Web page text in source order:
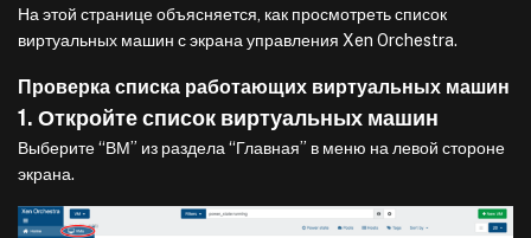
На этой странице объясняется, как просмотреть список
виртуальных машин с экрана управления Xen Orchestra.
Проверка списка работающих виртуальных машин
1. Откройте список виртуальных машин
Выберите “ВМ” из раздела “Главная” в меню на левой стороне
экрана.